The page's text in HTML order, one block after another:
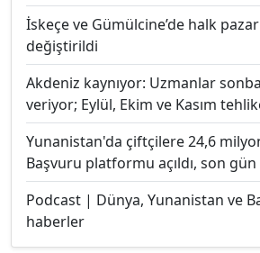
İskeçe ve Gümülcine’de halk
değiştirildi
Akdeniz kaynıyor: Uzmanlar
veriyor; Eylül, Ekim ve Kasım
Yunanistan'da çiftçilere 24,6
Başvuru platformu açıldı, son
Podcast | Dünya, Yunanistan ve
haberler